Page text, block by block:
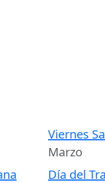
Viernes
Marzo
Día del